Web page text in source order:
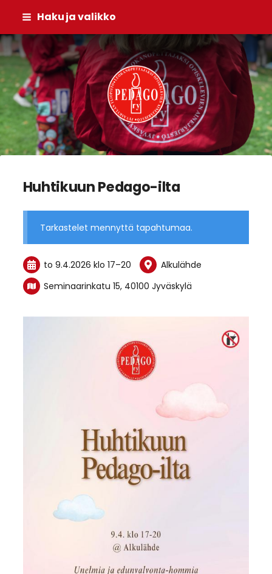
Siirry
sisältöön
Haku ja valikko
Pedago ry
Huhtikuun Pedago-ilta
Tarkastelet mennyttä tapahtumaa.
to 9.4.2026klo 17–20
Alkulähde
Seminaarinkatu 15, 40100 Jyväskylä